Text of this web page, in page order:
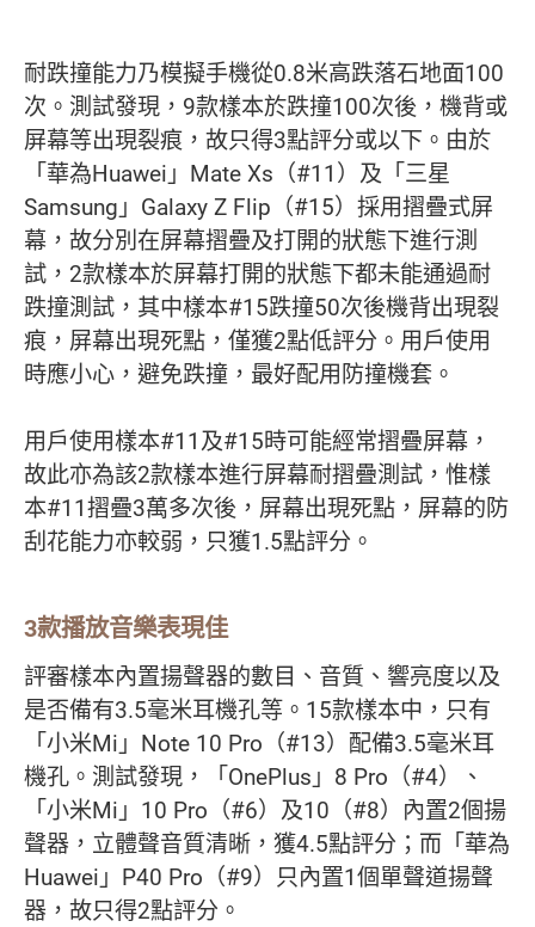
耐跌撞能力乃模擬手機從0.8米高跌落石地面100
次。測試發現，9款樣本於跌撞100次後，機背或
屏幕等出現裂痕，故只得3點評分或以下。由於
「華為Huawei」Mate Xs（#11）及「三星
Samsung」Galaxy Z Flip（#15）採用摺疊式屏
幕，故分別在屏幕摺疊及打開的狀態下進行測
試，2款樣本於屏幕打開的狀態下都未能通過耐
跌撞測試，其中樣本#15跌撞50次後機背出現裂
痕，屏幕出現死點，僅獲2點低評分。用戶使用
時應小心，避免跌撞，最好配用防撞機套。
用戶使用樣本#11及#15時可能經常摺疊屏幕，
故此亦為該2款樣本進行屏幕耐摺疊測試，惟樣
本#11摺疊3萬多次後，屏幕出現死點，屏幕的防
刮花能力亦較弱，只獲1.5點評分。
3款播放音樂表現佳
評審樣本內置揚聲器的數目、音質、響亮度以及
是否備有3.5毫米耳機孔等。15款樣本中，只有
「小米Mi」Note 10 Pro（#13）配備3.5毫米耳
機孔。測試發現，「OnePlus」8 Pro（#4）、
「小米Mi」10 Pro（#6）及10（#8）內置2個揚
聲器，立體聲音質清晰，獲4.5點評分；而「華為
Huawei」P40 Pro（#9）只內置1個單聲道揚聲
器，故只得2點評分。